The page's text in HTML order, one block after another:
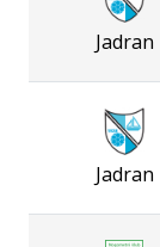
Jadran
Jadran